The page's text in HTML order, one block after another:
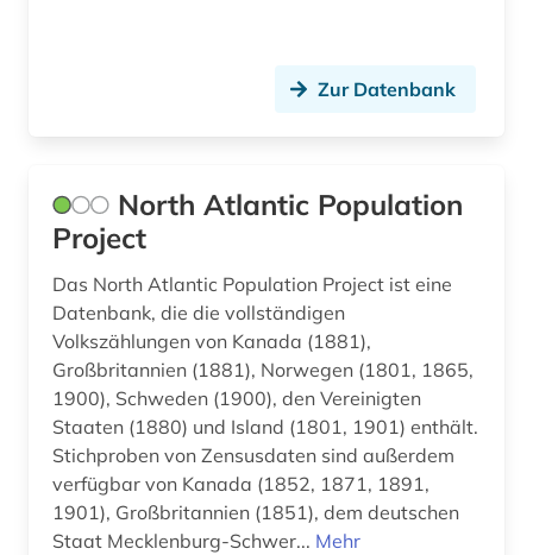
westeuropa (1)
zeitung (5)
Zur Datenbank
North Atlantic Population
Project
Das North Atlantic Population Project ist eine
Datenbank, die die vollständigen
Volkszählungen von Kanada (1881),
Großbritannien (1881), Norwegen (1801, 1865,
1900), Schweden (1900), den Vereinigten
Staaten (1880) und Island (1801, 1901) enthält.
Stichproben von Zensusdaten sind außerdem
verfügbar von Kanada (1852, 1871, 1891,
1901), Großbritannien (1851), dem deutschen
Staat Mecklenburg-Schwer... Mehr